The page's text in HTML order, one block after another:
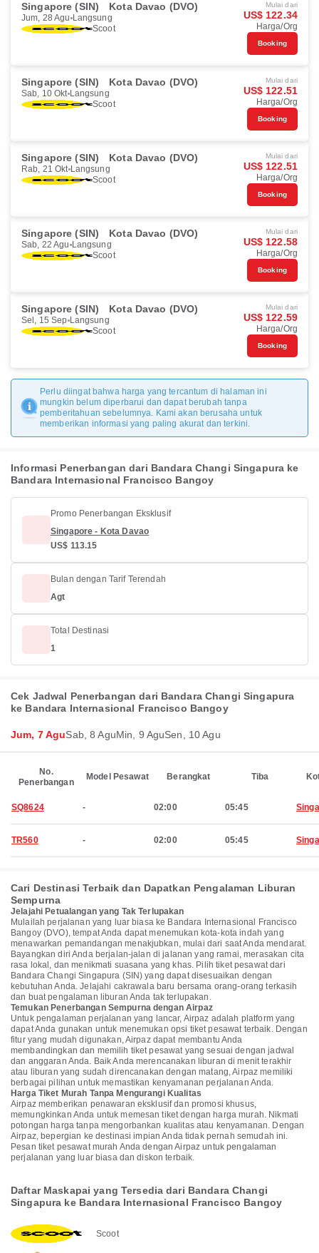
Singapore (SIN) Kota Davao (DVO)
Jum, 28 Agu Langsung
Scoot
Mulai dari
US$ 122.34
Harga/Org
Booking
Singapore (SIN) Kota Davao (DVO)
Sab, 10 Okt Langsung
Scoot
Mulai dari
US$ 122.51
Harga/Org
Booking
Singapore (SIN) Kota Davao (DVO)
Rab, 21 Okt Langsung
Scoot
Mulai dari
US$ 122.51
Harga/Org
Booking
Singapore (SIN) Kota Davao (DVO)
Sab, 22 Agu Langsung
Scoot
Mulai dari
US$ 122.58
Harga/Org
Booking
Singapore (SIN) Kota Davao (DVO)
Sel, 15 Sep Langsung
Scoot
Mulai dari
US$ 122.59
Harga/Org
Booking
Perlu diingat bahwa harga yang tercantum di halaman ini
mungkin belum diperbarui dan dapat berubah tanpa
pemberitahuan sebelumnya. Kami akan berusaha untuk
memberikan informasi yang paling akurat dan terkini.
Informasi Penerbangan dari Bandara Changi Singapura ke
Bandara Internasional Francisco Bangoy
Promo Penerbangan Eksklusif
Singapore - Kota Davao
US$ 113.15
Bulan dengan Tarif Terendah
Agt
Total Destinasi
1
Cek Jadwal Penerbangan dari Bandara Changi Singapura
ke Bandara Internasional Francisco Bangoy
Jum, 7 AguSab, 8 AguMin, 9 AguSen, 10 Agu
No.
Penerbangan
Model Pesawat Berangkat Tiba
SQ8624 - 02:00 05:45
TR560 - 02:00 05:45
Cari Destinasi Terbaik dan Dapatkan Pengalaman Liburan
Sempurna
Jelajahi Petualangan yang Tak Terlupakan
Mulailah perjalanan yang luar biasa ke Bandara Internasional Francisco
Bangoy (DVO), tempat Anda dapat menemukan kota-kota indah yang
menawarkan pemandangan menakjubkan, mulai dari saat Anda mendarat.
Bayangkan diri Anda berjalan-jalan di jalanan yang ramai, merasakan cita
rasa lokal, dan menikmati suasana yang khas. Pilih tiket pesawat dari
Bandara Changi Singapura (SIN) yang dapat disesuaikan dengan
kebutuhan Anda. Jelajahi cakrawala baru bersama orang-orang terkasih
dan buat pengalaman liburan Anda tak terlupakan.
Temukan Penerbangan Sempurna dengan Airpaz
Untuk pengalaman perjalanan yang lancar, Airpaz adalah platform yang
dapat Anda gunakan untuk menemukan opsi tiket pesawat terbaik. Dengan
fitur yang mudah digunakan, Airpaz dapat membantu Anda
membandingkan dan memilih tiket pesawat yang sesuai dengan jadwal
dan anggaran Anda. Baik Anda merencanakan liburan di menit terakhir
atau liburan yang sudah direncanakan dengan matang, Airpaz memiliki
berbagai pilihan untuk memastikan kenyamanan perjalanan Anda.
Harga Tiket Murah Tanpa Mengurangi Kualitas
Airpaz memberikan penawaran eksklusif dan promosi khusus,
memungkinkan Anda untuk memesan tiket dengan harga murah. Nikmati
potongan harga tanpa mengorbankan kualitas atau kenyamanan. Dengan
Airpaz, bepergian ke destinasi impian Anda tidak pernah semudah ini.
Pesan tiket pesawat murah Anda dengan Airpaz untuk pengalaman
perjalanan yang luar biasa dan diskon terbaik.
Daftar Maskapai yang Tersedia dari Bandara Changi
Singapura ke Bandara Internasional Francisco Bangoy
Scoot